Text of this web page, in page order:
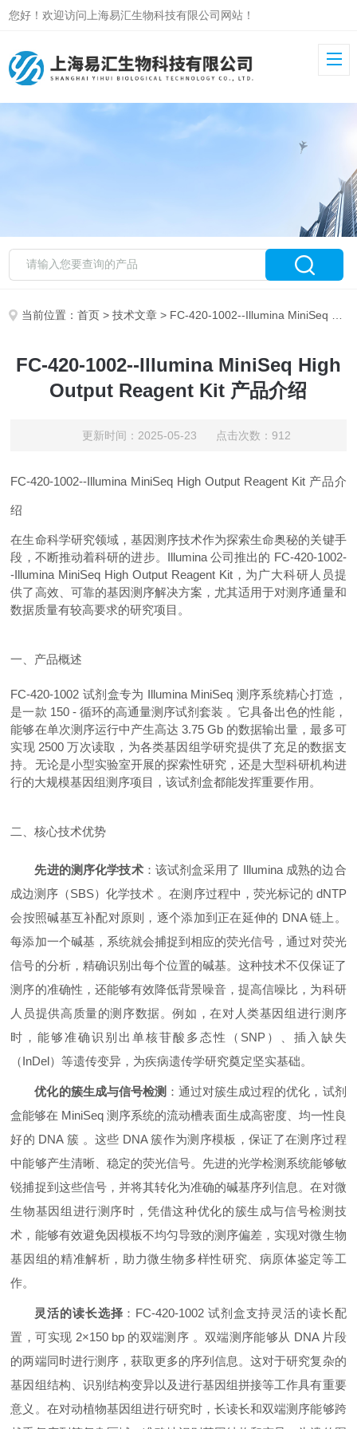
您好！欢迎访问上海易汇生物科技有限公司网站！
当前位置：首页 >技术文章 > FC-420-1002--Illumina MiniSeq High Output Reagent Kit 产品介绍
FC-420-1002--Illumina MiniSeq High
Output Reagent Kit 产品介绍
更新时间：2025-05-23 点击次数：912
FC-420-1002--Illumina MiniSeq High Output Reagent Kit 产品介
绍
在生命科学研究领域，基因测序技术作为探索生命奥秘的关键手
段，不断推动着科研的进步。Illumina 公司推出的 FC-420-1002-
-Illumina MiniSeq High Output Reagent Kit，为广大科研人员提
供了高效、可靠的基因测序解决方案，尤其适用于对测序通量和
数据质量有较高要求的研究项目。
一、产品概述
FC-420-1002 试剂盒专为 Illumina MiniSeq 测序系统精心打造，
是一款 150 - 循环的高通量测序试剂套装 。它具备出色的性能，
能够在单次测序运行中产生高达 3.75 Gb 的数据输出量，最多可
实现 2500 万次读取，为各类基因组学研究提供了充足的数据支
持。无论是小型实验室开展的探索性研究，还是大型科研机构进
行的大规模基因组测序项目，该试剂盒都能发挥重要作用。
二、核心技术优势
先进的测序化学技术：该试剂盒采用了 Illumina 成熟的边合
成边测序（SBS）化学技术 。在测序过程中，荧光标记的 dNTP
会按照碱基互补配对原则，逐个添加到正在延伸的 DNA 链上。
每添加一个碱基，系统就会捕捉到相应的荧光信号，通过对荧光
信号的分析，精确识别出每个位置的碱基。这种技术不仅保证了
测序的准确性，还能够有效降低背景噪音，提高信噪比，为科研
人员提供高质量的测序数据。例如，在对人类基因组进行测序
时，能够准确识别出单核苷酸多态性（SNP）、插入缺失
（InDel）等遗传变异，为疾病遗传学研究奠定坚实基础。
优化的簇生成与信号检测 ：通过对簇生成过程的优化，试剂
盒能够在 MiniSeq 测序系统的流动槽表面生成高密度、均一性良
好的 DNA 簇 。这些 DNA 簇作为测序模板，保证了在测序过程
中能够产生清晰、稳定的荧光信号。先进的光学检测系统能够敏
锐捕捉到这些信号，并将其转化为准确的碱基序列信息。在对微
生物基因组进行测序时，凭借这种优化的簇生成与信号检测技
术，能够有效避免因模板不均匀导致的测序偏差，实现对微生物
基因组的精准解析，助力微生物多样性研究、病原体鉴定等工
作。
灵活的读长选择 ：FC-420-1002 试剂盒支持灵活的读长配
置，可实现 2×150 bp 的双端测序 。双端测序能够从 DNA 片段
的两端同时进行测序，获取更多的序列信息。这对于研究复杂的
基因组结构、识别结构变异以及进行基因组拼接等工作具有重要
意义。在对动植物基因组进行研究时，长读长和双端测序能够跨